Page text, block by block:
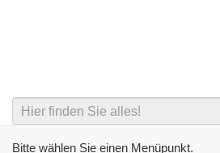
Bitte wählen Sie einen Menüpunkt.